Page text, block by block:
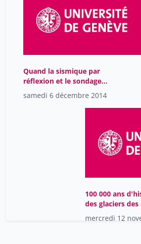
Quand la sismique par
réflexion et le sondage
acoustique s'en mêlent :
samedi 6 décembre 2014
100 000 ans
des glaciers des
du temps des
mammouths à
mercredi 12